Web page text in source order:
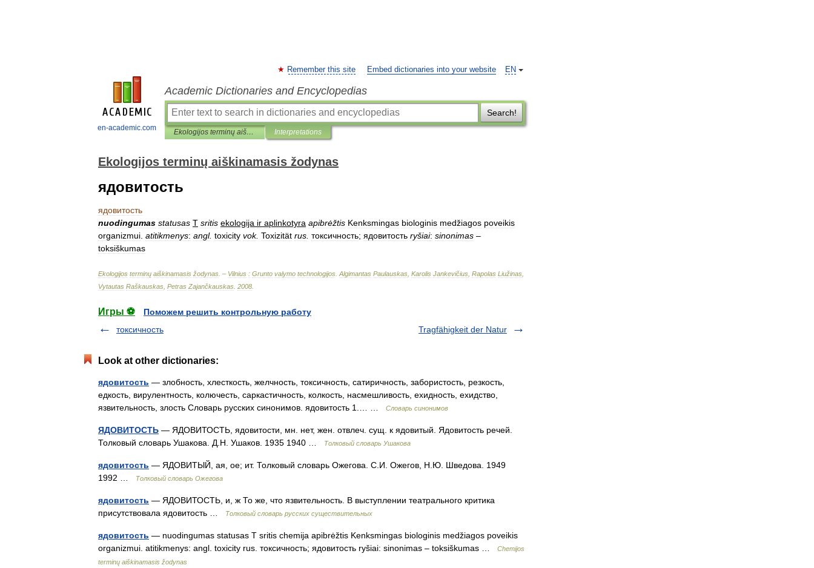
en-academic.com
EN
Remember this site Embed dictionaries into your website
Academic Dictionaries and Encyclopedias
Search!
Ekologijos terminų aiškinamasis žodynas Interpretations
Ekologijos terminų aiškinamasis žodynas
ядовитость
ядовитость
nuodingumas statusas T sritis ekologija ir aplinkotyra apibrėžtis Kenksmingas biologinis medžiagos poveikis
organizmui atitikmenys: angl. toxicity vok. Toxizität rus токсичность; ядовитость ryšiai: sinonimas –
toksiškumas
Ekologijos terminų aiškinamasis žodynas . – Vilnius : Grunto valymo technologijos Algimantas Paulauskas Karolis Jankevičius Rapolas Liužinas
Vytautas Raškauskas Petras Zajančkauskas 2008
Игры ⚽
Поможем решить контрольную работу
токсичность
Tragfähigkeit der Natur
Look at other dictionaries:
ядовитость — злобность, хлесткость, желчность, токсичность, сатиричность, забористость, резкость,
едкость, вирулентность, колючесть, саркастичность, колкость, насмешливость, ехидность, ехидство,
язвительность, злость Словарь русских синонимов. ядовитость 1.… …
Словарь синонимов
ЯДОВИТОСТЬ — ЯДОВИТОСТЬ, ядовитости, мн. нет, жен. отвлеч. сущ. к ядовитый. Ядовитость речей.
Толковый словарь Ушакова. Д.Н. Ушаков. 1935 1940 …
Толковый словарь Ушакова
ядовитость — ЯДОВИТЫЙ, ая, ое; ит. Толковый словарь Ожегова. С.И. Ожегов, Н.Ю. Шведова. 1949
1992 …
Толковый словарь Ожегова
ядовитость — ЯДОВИТОСТЬ, и, ж То же, что язвительность. В выступлении театрального критика
присутствовала ядовитость …
Толковый словарь русских существительных
ядовитость — nuodingumas statusas T sritis chemija apibrėžtis Kenksmingas biologinis medžiagos poveikis
organizmui. atitikmenys: angl. toxicity rus. токсичность; ядовитость ryšiai: sinonimas – toksiškumas …
Chemijos
terminų aiškinamasis žodynas